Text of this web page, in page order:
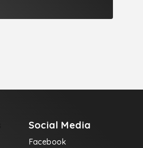
Social Media
Facebook